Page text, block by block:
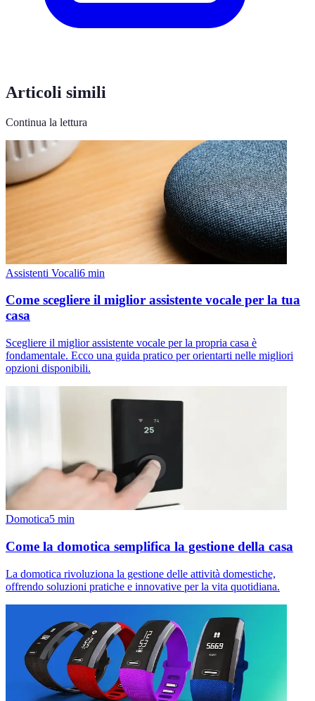
Articoli simili
Continua la lettura
Assistenti Vocali6 min
Come scegliere il miglior assistente vocale per la tua
casa
Scegliere il miglior assistente vocale per la propria casa è
fondamentale. Ecco una guida pratico per orientarti nelle migliori
opzioni disponibili.
Domotica5 min
Come la domotica semplifica la gestione della casa
La domotica rivoluziona la gestione delle attività domestiche,
offrendo soluzioni pratiche e innovative per la vita quotidiana.